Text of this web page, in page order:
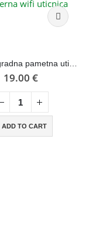
WiFi nadgradna pametna utičnica sa mjerenjem potrošnje
19.00 €
ADD TO CART